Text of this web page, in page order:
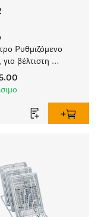
Ρυθμιζόμενο
βέλτιστη
ενθέτων.